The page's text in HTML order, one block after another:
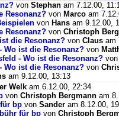
von Stephan am 7.12.00,
Resonanz? von Marco am
von Hans am 9.12.00,
Resonanz? von Christoph
die Resonanz? von Claus am
Wo ist die Resonanz? von
- Wo ist die Resonanz?
Wo ist die Resonanz? von
am 9.12.00, 13:13
Welk am 6.12.00, 22:34
von Christoph Bergmann am
bp von Sander am 8.12.00,
für bp von Christoph